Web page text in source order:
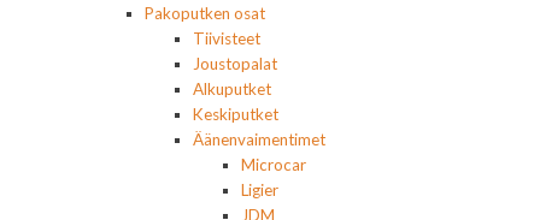
Pakoputken osat
Tiivisteet
Joustopalat
Alkuputket
Keskiputket
Äänenvaimentimet
Microcar
Ligier
JDM